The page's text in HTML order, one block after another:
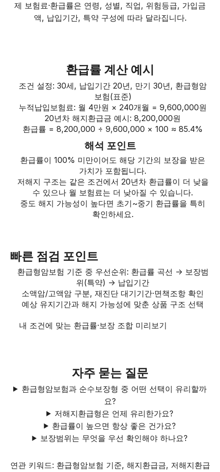
제 보험료·환급률은 연령, 성별, 직업, 위험등급, 가입금
액, 납입기간, 특약 구성에 따라 달라집니다.
환급률 계산 예시
조건 설정: 30세, 납입기간 20년, 만기 30년, 환급형암
보험(표준)
누적납입보험료: 월 4만원 × 240개월 = 9,600,000원
20년차 해지환급금 예시: 8,200,000원
환급률 = 8,200,000 ÷ 9,600,000 × 100 ≈ 85.4%
해석 포인트
환급률이 100% 미만이어도 해당 기간의 보장을 받은
가치가 포함됩니다.
저해지 구조는 같은 조건에서 20년차 환급률이 더 낮을
수 있으나 월 보험료는 더 낮아질 수 있습니다.
중도 해지 가능성이 높다면 초기~중기 환급률을 특히
확인하세요.
빠른 점검 포인트
환급형암보험 기준 중 우선순위: 환급률 곡선 → 보장범
위(특약) → 납입기간
소액암/고액암 구분, 재진단 대기기간·면책조항 확인
예상 유지기간과 해지 가능성에 맞춘 상품 구조 선택
내 조건에 맞는 환급률·보장 조합 미리보기
자주 묻는 질문
환급형암보험과 순수보장형 중 어떤 선택이 유리할까
요?
저해지환급형은 언제 유리한가요?
환급률이 높으면 항상 좋은 건가요?
보장범위는 무엇을 우선 확인해야 하나요?
연관 키워드: 환급형암보험 기준, 해지환급금, 저해지환급